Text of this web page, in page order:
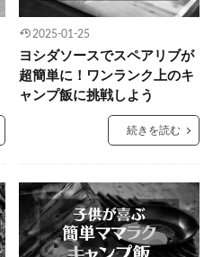
2025-01-25
ヨシダソースでスペアリブが
超簡単に！ワンランク上のキ
ャンプ飯に挑戦しよう
続きを読む